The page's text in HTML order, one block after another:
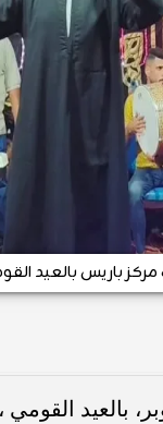
مركز باريس بالعيد
الوادي الجديد،